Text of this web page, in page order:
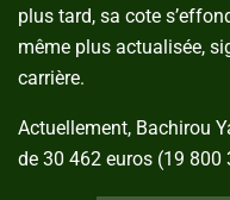
plus tard, sa cote
même plus actualisée,
carrière.
Actuellement, Bachirou
de 30 462 euros (19 800